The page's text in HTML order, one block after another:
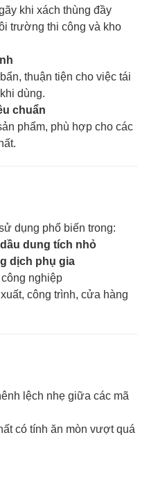
khi xách thùng đầy
trường thi công và kho
thuận tiện cho việc tái
dùng.
chuẩn
phẩm, phù hợp cho các
dụng phổ biến trong:
dung tích nhỏ
dịch phụ gia
nghiệp
công trình, cửa hàng
lệch nhẹ giữa các mã
có tính ăn mòn vượt quá